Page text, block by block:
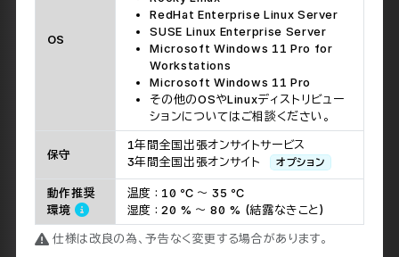
AlmaLinux
Rocky Linux
RedHat Enterprise Linux Server
SUSE Linux Enterprise Server
Microsoft Windows 11 Pro for
Workstations
Microsoft Windows 11 Pro
ションについてはご相談ください。
保守
1年間全国出張オンサイトサービス
3年間全国出張オンサイト
環境
湿度 : 20 % ～ 80 % (結露なきこと)